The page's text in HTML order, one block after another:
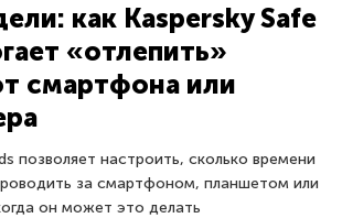
как Kaspersky Safe
«отлепить»
смартфона или
позволяет настроить, сколько времени
за смартфоном, планшетом или
он может это делать